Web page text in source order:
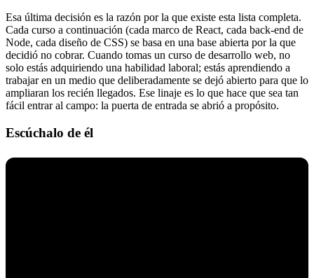
Esa última decisión es la razón por la que existe esta lista completa.
Cada curso a continuación (cada marco de React, cada back-end de
Node, cada diseño de CSS) se basa en una base abierta por la que
decidió no cobrar. Cuando tomas un curso de desarrollo web, no
solo estás adquiriendo una habilidad laboral; estás aprendiendo a
trabajar en un medio que deliberadamente se dejó abierto para que lo
ampliaran los recién llegados. Ese linaje es lo que hace que sea tan
fácil entrar al campo: la puerta de entrada se abrió a propósito.
Escúchalo de él